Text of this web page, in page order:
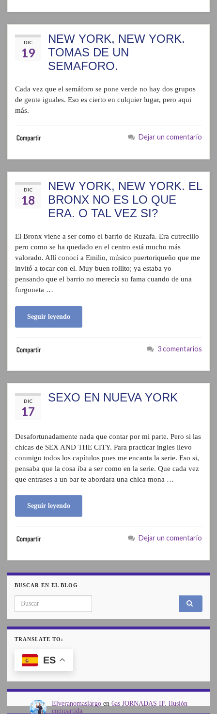
DIC
19
NEW YORK, NEW YORK.
TOMAS DE UN
SEMAFORO.
Cada vez que el semáforo se pone verde no hay dos grupos
de gente iguales. Eso es cierto en culquier lugar, pero aqui
más.
Dejar un comentario
DIC
18
NEW YORK, NEW YORK. EL
BRONX NO ES LO QUE
ERA. O TAL VEZ SI?
El Bronx viene a ser como el barrio de Ruzafa. Era cutrecillo
pero como se ha quedado en el centro está mucho más
valorado. Allí conocí a Emilio, músico puertoriqueño que me
invitó a tocar con el. Muy buen rollito; ya estaba yo
pensando que el barrio no merecía su fama cuando de una
furgoneta …
Seguir leyendo
3 comentarios
DIC
17
SEXO EN NUEVA YORK
Desafortunadamente nada que contar por mi parte. Pero si las
chicas de SEX AND THE CITY. Para practicar ingles llevo
conmigo todos los capítulos pues me encanta la serie. Eso si,
pensaba que la cosa iba a ser como en la serie. Que cada vez
que entrases a un bar te abordara una chica mona …
Seguir leyendo
Dejar un comentario
BUSCAR EN EL BLOG
Search for:
TRANSLATE TO:
ES
Elveranomaslargoen 6as JORNADAS IF. Ilusión
compartida